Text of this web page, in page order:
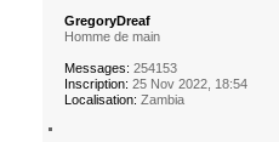
GregoryDreaf
Homme de main
Messages: 254153
Inscription: 25 Nov 2022, 18:54
Localisation: Zambia